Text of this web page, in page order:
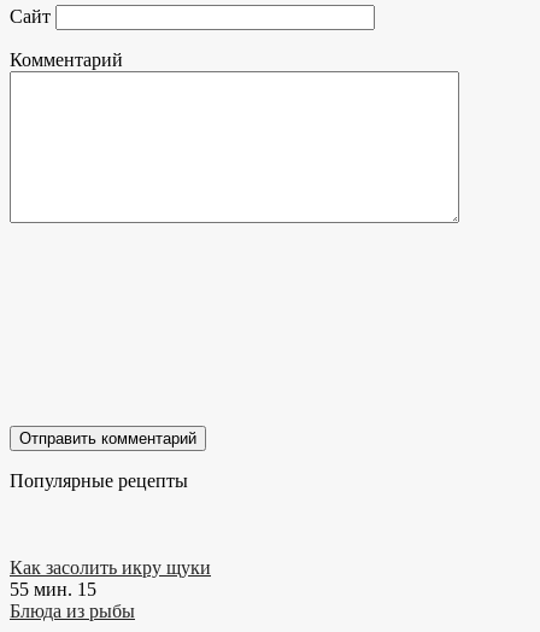
Сайт
Комментарий
Популярные рецепты
Как засолить икру щуки
55 мин. 15
Блюда из рыбы